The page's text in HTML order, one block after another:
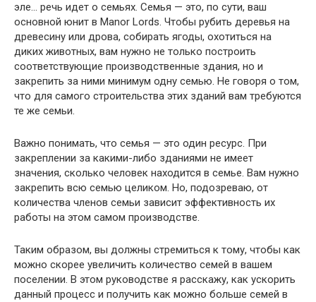
эле… речь идет о семьях. Семья — это, по сути, ваш
основной юнит в Manor Lords. Чтобы рубить деревья на
древесину или дрова, собирать ягоды, охотиться на
диких животных, вам нужно не только построить
соответствующие производственные здания, но и
закрепить за ними минимум одну семью. Не говоря о том,
что для самого строительства этих зданий вам требуются
те же семьи.
Важно понимать, что семья — это один ресурс. При
закреплении за какими-либо зданиями не имеет
значения, сколько человек находится в семье. Вам нужно
закрепить всю семью целиком. Но, подозреваю, от
количества членов семьи зависит эффективность их
работы на этом самом производстве.
Таким образом, вы должны стремиться к тому, чтобы как
можно скорее увеличить количество семей в вашем
поселении. В этом руководстве я расскажу, как ускорить
данный процесс и получить как можно больше семей в